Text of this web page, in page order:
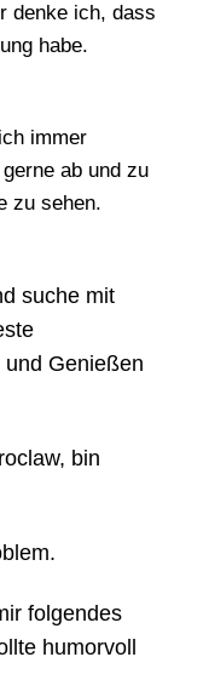
denke ich, dass
habe.
immer
ab und zu
zu sehen.
suche mit
Genießen
bin
folgendes
humorvoll